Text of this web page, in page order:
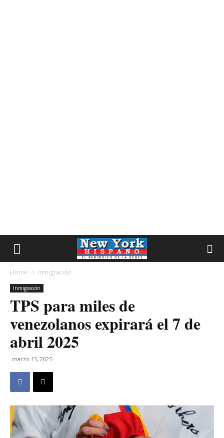
Home Inmigración
Inmigración
TPS para miles de
venezolanos expirará el 7 de
abril 2025
marzo 13, 2025